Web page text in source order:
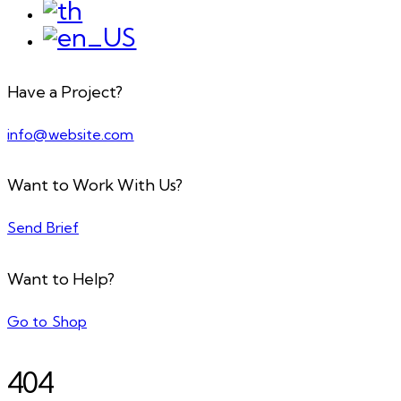
Have a Project?
info@website.com
Want to Work With Us?
Send Brief
Want to Help?
Go to Shop
404